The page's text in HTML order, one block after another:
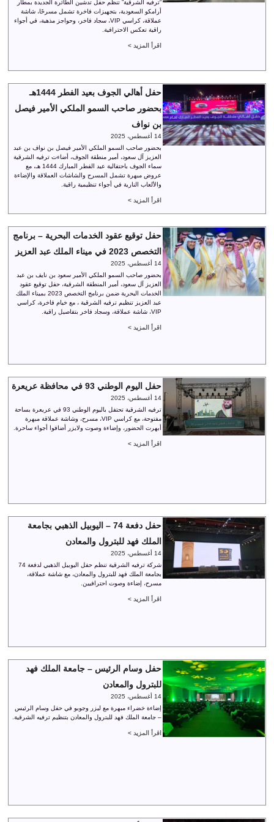
“ترفيه الشرقية” تنظم حفل تدشين الطائرة الجديدة بمطار
أرامكو السعودية، بتجهيزات فاخرة تشمل مسرحًا، شاشة
عملاقة، كراسي VIP، سجاد فاخر، وحواجز مذهبة، في أجواء
راقية تعكس الاحترافية.
اقرأ المزيد >
حفل أهالي الجوف بعيد الفطر 1444هـ
بحضور صاحب السمو الملكي الأمير فيصل
بن نواف
14 أغسطس، 2025
بحضور صاحب السمو الملكي الأمير فيصل بن نواف بن عبد
العزيز آل سعود، أمير منطقة الجوف، أضاءت ترفيه الشرقية
سماء الجوف باحتفالية عيد الفطر المبارك 1444 هـ، مع
عروض مبهرة تشمل المسرح والشاشات العملاقة والإضاءة
والألعاب النارية في أجواء تنظيمية راقية.
اقرأ المزيد >
حفل توقيع عقود الخدمات البحرية – برنامج
التخصص 2023 في ميناء الملك عبد العزيز
14 أغسطس، 2025
بحضور صاحب السمو الملكي الأمير سعود بن نايف بن عبد
العزيز آل سعود، أمير المنطقة الشرقية، حفل توقيع عقود
الخدمات البحرية ضمن برنامج التخصص 2023 بميناء الملك
عبد العزيز تنظيم ترفيه الشرقية ، مع خيام فاخرة، كراسي
VIP، شاشة عملاقة، وسجاد فاخر بتفاصيل راقية.
اقرأ المزيد >
حفل اليوم الوطني 93 في محافظة عريعرة
14 أغسطس، 2025
ترفيه الشرقية تحتفل باليوم الوطني 93 في عريعرة بساحة
مفتوحة، مع كراسي VIP، مسرح، وشاشة عملاقة مبهرة
أبهرت الحضور، وإضاءة وصوت ولايزر أضافوا أجواء ساحرة.
اقرأ المزيد >
حفل دفعة 74 – اليوبيل الذهبي بجامعة
الملك فهد للبترول والمعادن
14 أغسطس، 2025
شركة ترفيه الشرقية تنظم حفل اليوبيل الذهبي لدفعة 74
بجامعة الملك فهد للبترول والمعادن، مع شاشة عملاقة،
مسرح، إضاءة وصوت احترافيين.
اقرأ المزيد >
حفل وسام الرئيس – جامعة الملك فهد
للبترول والمعادن
14 أغسطس، 2025
إضاءة خضراء مبهرة مع ليزر وجوبو في حفل وسام الرئيس
– جامعة الملك فهد للبترول والمعادن بتنظيم ترفيه الشرقية.
اقرأ المزيد >